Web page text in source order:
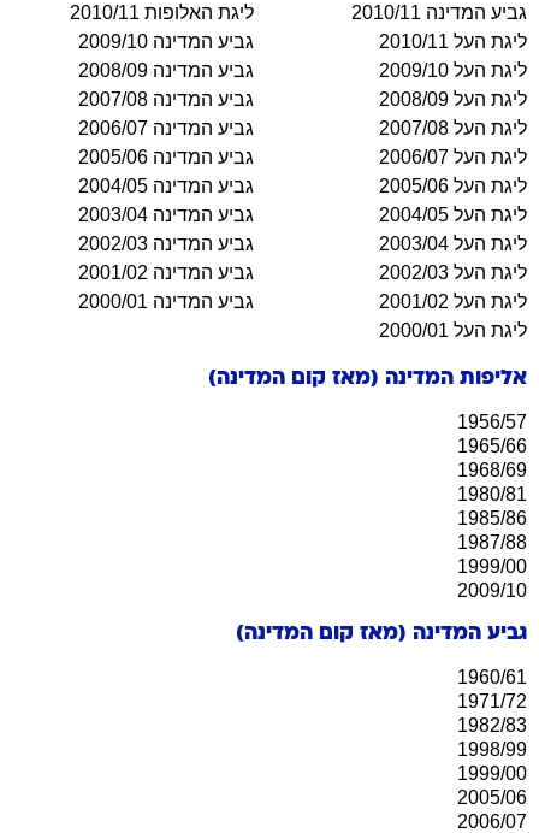
גביע המדינה 2010/11
ליגת האלופות 2010/11
ליגת העל 2010/11
גביע המדינה 2009/10
ליגת העל 2009/10
גביע המדינה 2008/09
ליגת העל 2008/09
גביע המדינה 2007/08
ליגת העל 2007/08
גביע המדינה 2006/07
ליגת העל 2006/07
גביע המדינה 2005/06
ליגת העל 2005/06
גביע המדינה 2004/05
ליגת העל 2004/05
גביע המדינה 2003/04
ליגת העל 2003/04
גביע המדינה 2002/03
ליגת העל 2002/03
גביע המדינה 2001/02
ליגת העל 2001/02
גביע המדינה 2000/01
ליגת העל 2000/01
אליפות המדינה (מאז קום המדינה)
1956/57
1965/66
1968/69
1980/81
1985/86
1987/88
1999/00
2009/10
גביע המדינה (מאז קום המדינה)
1960/61
1971/72
1982/83
1998/99
1999/00
2005/06
2006/07